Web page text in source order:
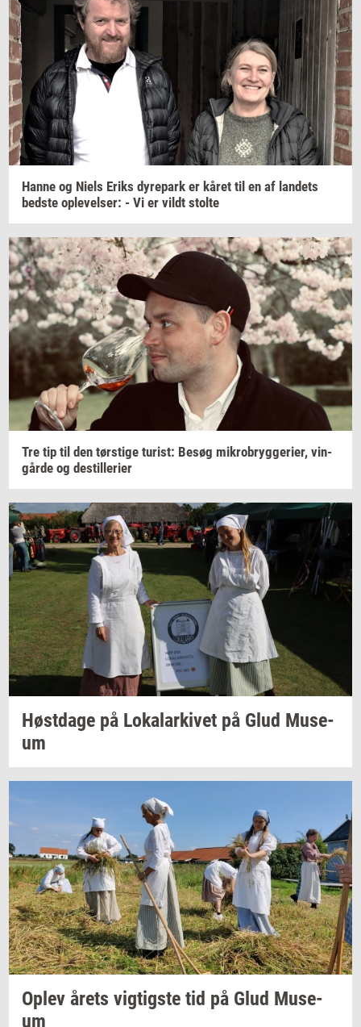
Hanne og Niels Eriks dy­re­park er kåret til en af lan­dets
bed­ste op­le­vel­ser: - Vi er vildt stol­te
Tre tip til den tørsti­ge turist: Besøg mi­kro­bryg­ge­ri­er, vin­
går­de og destil­le­ri­er
Høst­da­ge på Lo­ka­lar­ki­vet på Glud Mu­se­
um
Oplev årets vig­tig­ste tid på Glud Mu­se­
um